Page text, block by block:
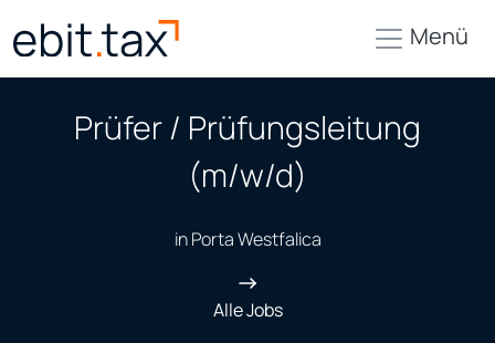
Menü
Prüfer / Prüfungsleitung
(m/w/d)
in Porta Westfalica
Alle Jobs